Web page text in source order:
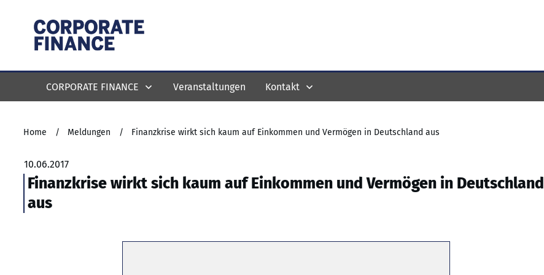
CORPORATE FINANCE Veranstaltungen Kontakt
Home / Meldungen / Finanzkrise wirkt sich kaum auf Einkommen und Vermögen in Deutschland aus
10.06.2017
Finanzkrise wirkt sich kaum auf Einkommen und Vermögen in Deutschland
aus